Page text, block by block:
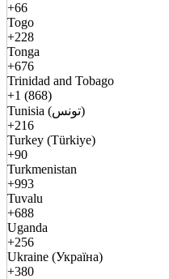
+66
Togo
+228
Tonga
+676
Trinidad and Tobago
+1 (868)
Tunisia (تونس)
+216
Turkey (Türkiye)
+90
Turkmenistan
+993
Tuvalu
+688
Uganda
+256
Ukraine (Україна)
+380